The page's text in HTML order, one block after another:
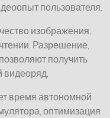
пользователя.
изображения,
Разрешение,
получить
видеоряд.
время автономной
оптимизация